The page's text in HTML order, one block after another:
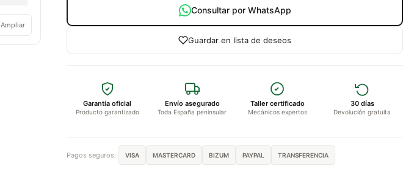
Ampliar
Consultar por WhatsApp
Guardar en lista de deseos
Garantía oficial
Producto garantizado
Envío asegurado
Toda España peninsular
Taller certificado
Mecánicos expertos
30 días
Devolución gratuita
Pagos seguros: VISA MASTERCARD BIZUM PAYPAL TRANSFERENCIA